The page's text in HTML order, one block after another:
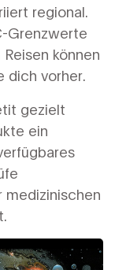
regional.
Grenzwerte
können
dich vorher.
gezielt
ein
medizinischen